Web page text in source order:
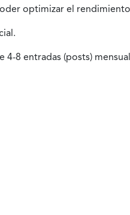
optimizar el
8 entradas (posts)